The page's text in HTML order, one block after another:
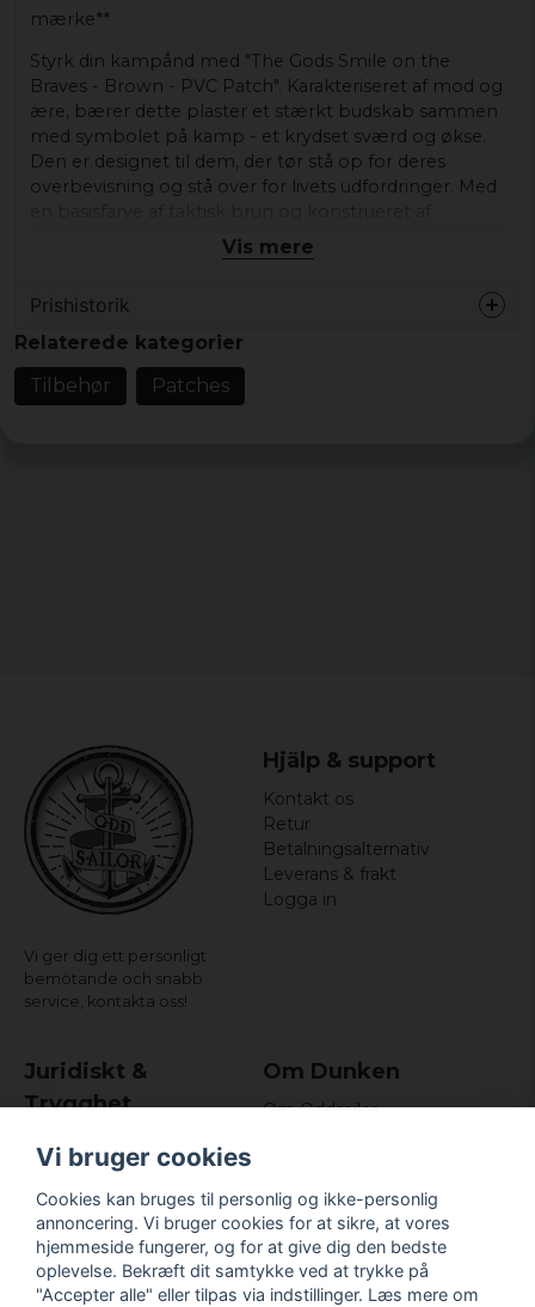
mærke**
Styrk din kampånd med "The Gods Smile on the
Braves - Brown - PVC Patch". Karakteriseret af mod og
ære, bærer dette plaster et stærkt budskab sammen
med symbolet på kamp - et krydset sværd og økse.
Den er designet til dem, der tør stå op for deres
overbevisning og stå over for livets udfordringer. Med
slidstærkt PVC-gummi, er dette plaster den perfekte
ledsager til din næste eventyrrejse eller som en stolt
Materiale:PVC-gummi
Vis mere
Prishistorik
Relaterede kategorier
Tilbehør
Patches
Vi ger dig ett personligt
bemötande och snabb
service, kontakta oss!
Hjälp & support
Kontakt os
Retur
Betalningsalternativ
Leverans & frakt
Logga in
Juridiskt &
Trygghet
Købs- og leveringsvilkår
Integritetspolicy (GDPR)
Om cookies
Om Dunken
Om Oddsailor
Nyhedsbrev
Kundklubb.
Företagsuppgifter
Vi bruger cookies
Cookies kan bruges til personlig og ikke-personlig
annoncering. Vi bruger cookies for at sikre, at vores
hjemmeside fungerer, og for at give dig den bedste
oplevelse. Bekræft dit samtykke ved at trykke på
"Accepter alle" eller tilpas via indstillinger. Læs mere om